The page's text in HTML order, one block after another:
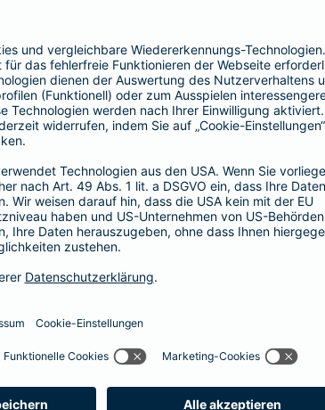
die Ihnen nach einem Unfall durch die
Ihnen wegen einer unerlaubten Erweiterung des
Fahrerkreises in Rechnung gestellt wird
1, 2 oder 3 Tage bzw.
1, 2 oder 3 Wochen
und direkt abschließen